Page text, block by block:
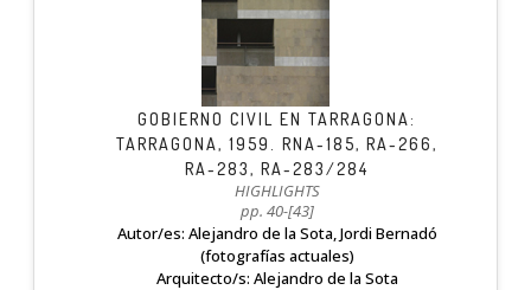
GOBIERNO CIVIL EN TARRAGONA:
TARRAGONA, 1959. RNA-185, RA-266,
RA-283, RA-283/284
HIGHLIGHTS
pp. 40-[43]
Autor/es: Alejandro de la Sota, Jordi Bernadó
(fotografías actuales)
Arquitecto/s: Alejandro de la Sota